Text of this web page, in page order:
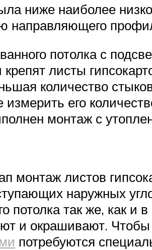
ниже наиболее
направляющего
потолка с
листы
количество
его
монтаж с
монтаж листов
наружных
потолка так же, как
и окрашивают. Чтобы
потребуются